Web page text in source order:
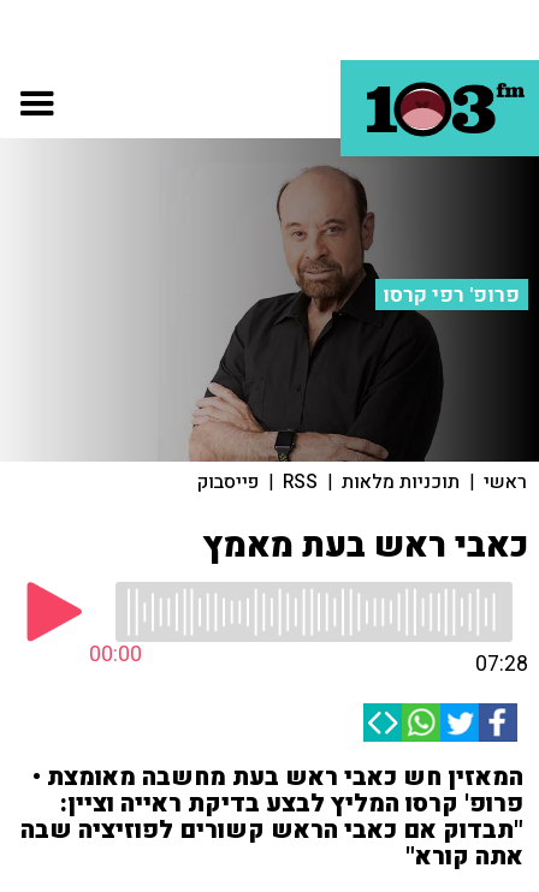
פרופ' רפי קרסו
ראשי | תוכניות מלאות |
RSS
| פייסבוק
כאבי ראש בעת מאמץ
00:00 07:28
המאזין חש כאבי ראש בעת מחשבה מאומצת •
פרופ' קרסו המליץ לבצע בדיקת ראייה וציין:
"תבדוק אם כאבי הראש קשורים לפוזיציה שבה
אתה קורא"